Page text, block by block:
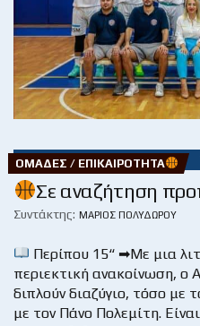
ΟΜΆΔΕΣ / ΕΠΙΚΑΙΡΌΤΗΤΑ
Σε αναζήτηση
Συντάκτης: ΜΆΡΙΟΣ ΠΟΛΥΔΏΡΟΥ
Περίπου 15“ ➡Με μια
περιεκτική ανακοίνωση, ο
διπλούν διαζύγιο, τόσο με
με τον Πάνο Πολεμίτη.